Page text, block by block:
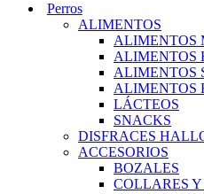
Perros
ALIMENTOS
ALIMENTOS
ALIMENTOS
ALIMENTOS
ALIMENTOS
LÁCTEOS
SNACKS
DISFRACES
ACCESORIOS
BOZALES
COLLARES